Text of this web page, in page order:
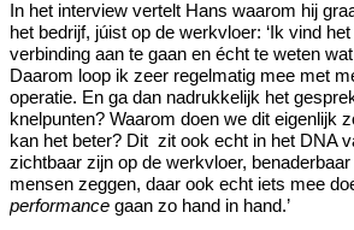
In het interview vertelt Hans waarom hij
het bedrijf, júist op de werkvloer: ‘Ik vind
verbinding aan te gaan en écht te weten
Daarom loop ik zeer regelmatig mee met
operatie. En ga dan nadrukkelijk het
knelpunten? Waarom doen we dit eigenlijk
kan het beter? Dit zit ook echt in het DNA
zichtbaar zijn op de werkvloer,
mensen zeggen, daar ook echt iets mee
performance gaan zo hand in hand.’